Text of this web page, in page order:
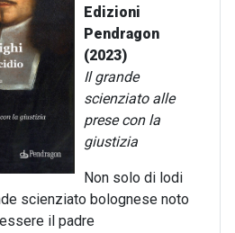
Edizioni
Pendragon
(2023)
Il grande
scienziato alle
prese con la
giustizia
Non solo di lodi
scienziato bolognese noto
il padre